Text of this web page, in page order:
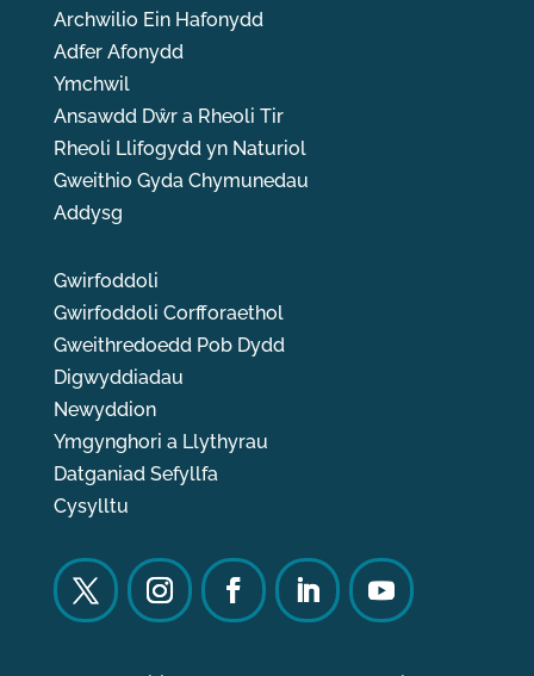
Archwilio Ein Hafonydd
Adfer Afonydd
Ymchwil
Ansawdd Dŵr a Rheoli Tir
Rheoli Llifogydd yn Naturiol
Gweithio Gyda Chymunedau
Addysg
Gwirfoddoli
Gwirfoddoli Corfforaethol
Gweithredoedd Pob Dydd
Digwyddiadau
Newyddion
Ymgynghori a Llythyrau
Datganiad Sefyllfa
Cysylltu